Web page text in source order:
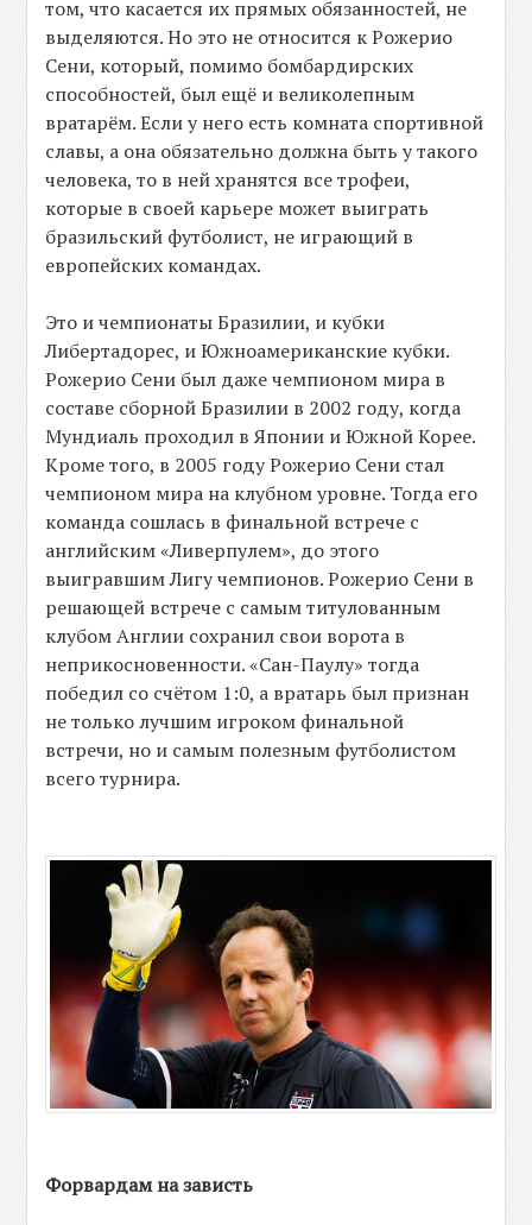
том, что касается их прямых обязанностей, не
выделяются. Но это не относится к Рожерио
Сени, который, помимо бомбардирских
способностей, был ещё и великолепным
вратарём. Если у него есть комната спортивной
славы, а она обязательно должна быть у такого
человека, то в ней хранятся все трофеи,
которые в своей карьере может выиграть
бразильский футболист, не играющий в
европейских командах.
Это и чемпионаты Бразилии, и кубки
Либертадорес, и Южноамериканские кубки.
Рожерио Сени был даже чемпионом мира в
составе сборной Бразилии в 2002 году, когда
Мундиаль проходил в Японии и Южной Корее.
Кроме того, в 2005 году Рожерио Сени стал
чемпионом мира на клубном уровне. Тогда его
команда сошлась в финальной встрече с
английским «Ливерпулем», до этого
выигравшим Лигу чемпионов. Рожерио Сени в
решающей встрече с самым титулованным
клубом Англии сохранил свои ворота в
неприкосновенности. «Сан-Паулу» тогда
победил со счётом 1:0, а вратарь был признан
не только лучшим игроком финальной
встречи, но и самым полезным футболистом
всего турнира.
Форвардам на зависть